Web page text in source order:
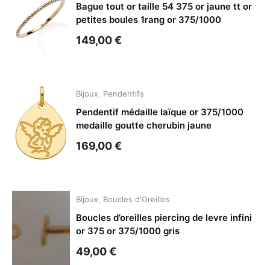
Bague tout or taille 54 375 or jaune tt or
petites boules 1rang or 375/1000
149,00€
Bijoux Pendentifs
Pendentif médaille laïque or 375/1000
medaille goutte cherubin jaune
169,00€
Bijoux Boucles d'Oreilles
Boucles d’oreilles piercing de levre infini
or 375 or 375/1000 gris
49,00€